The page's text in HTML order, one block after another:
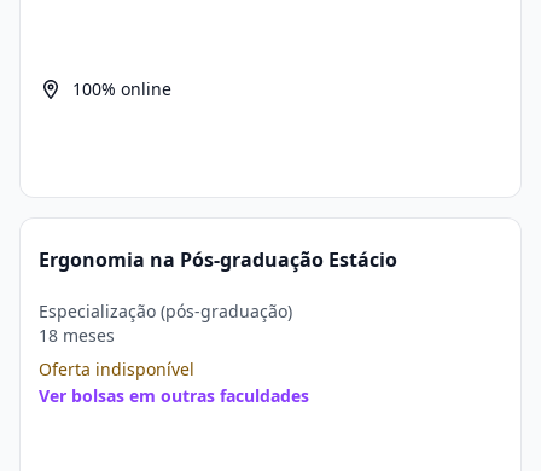
100% online
Ergonomia na Pós-graduação Estácio
Especialização (pós-graduação)
18 meses
Oferta indisponível
Ver bolsas em outras faculdades